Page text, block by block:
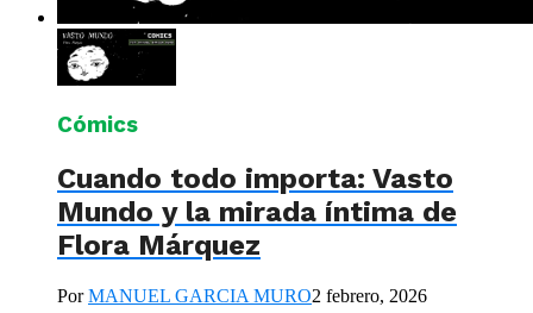
Cómics
Cuando todo importa: Vasto
Mundo y la mirada íntima de
Flora Márquez
PorMANUEL GARCIA MURO2 febrero, 2026